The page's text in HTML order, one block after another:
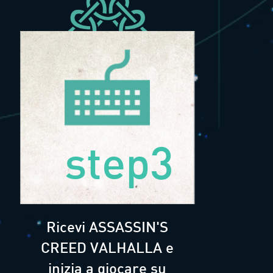
step3
Ricevi ASSASSIN'S
CREED VALHALLA e
inizia a giocare su